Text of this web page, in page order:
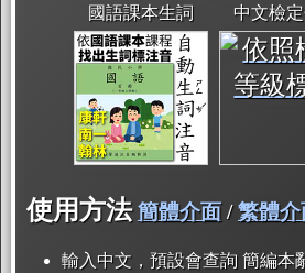
國語課本生詞 中文檢
使用方法 簡體介面/繁體介
輸入中文，預設會查詢 簡編本